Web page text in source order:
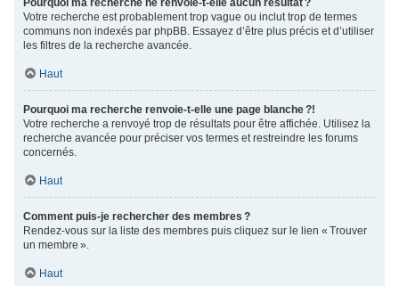
Pourquoi ma recherche ne renvoie-t-elle aucun résultat ?
Votre recherche est probablement trop vague ou inclut trop de termes
communs non indexés par phpBB. Essayez d’être plus précis et d’utiliser
les filtres de la recherche avancée.
Haut
Pourquoi ma recherche renvoie-t-elle une page blanche ?!
Votre recherche a renvoyé trop de résultats pour être affichée. Utilisez la
recherche avancée pour préciser vos termes et restreindre les forums
concernés.
Haut
Comment puis-je rechercher des membres ?
Rendez-vous sur la liste des membres puis cliquez sur le lien « Trouver
un membre ».
Haut